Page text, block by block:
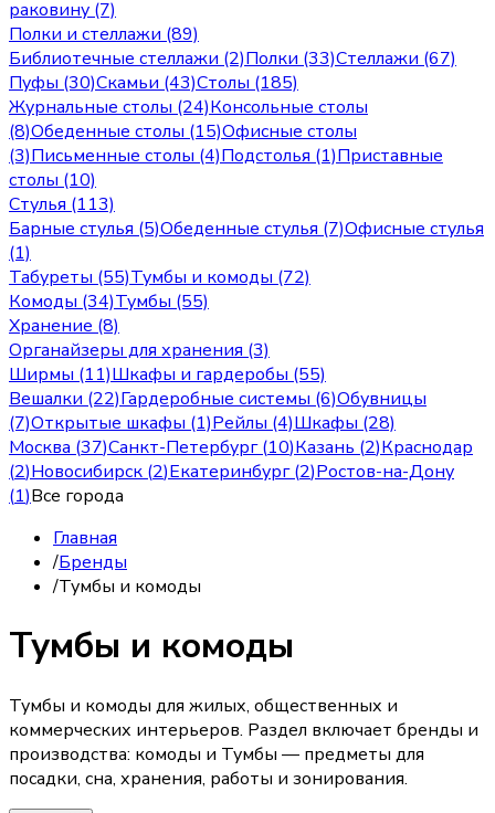
раковину (7)
Полки и стеллажи (89)
Библиотечные стеллажи (2)Полки (33)Стеллажи (67)
Пуфы (30)Скамьи (43)Столы (185)
Журнальные столы (24)Консольные столы
(8)Обеденные столы (15)Офисные столы
(3)Письменные столы (4)Подстолья (1)Приставные
столы (10)
Стулья (113)
Барные стулья (5)Обеденные стулья (7)Офисные стулья
(1)
Табуреты (55)Тумбы и комоды (72)
Комоды (34)Тумбы (55)
Хранение (8)
Органайзеры для хранения (3)
Ширмы (11)Шкафы и гардеробы (55)
Вешалки (22)Гардеробные системы (6)Обувницы
(7)Открытые шкафы (1)Рейлы (4)Шкафы (28)
Москва (37)Санкт-Петербург(10)Казань (2)Краснодар
(2)Новосибирск (2)Екатеринбург(2)Ростов-на-Дону
(1)Все города
Главная
/Бренды
/Тумбы и комоды
Тумбы и комоды
Тумбы и комоды для жилых, общественных и
коммерческих интерьеров. Раздел включает бренды и
производства: комоды и Тумбы — предметы для
посадки, сна, хранения, работы и зонирования.